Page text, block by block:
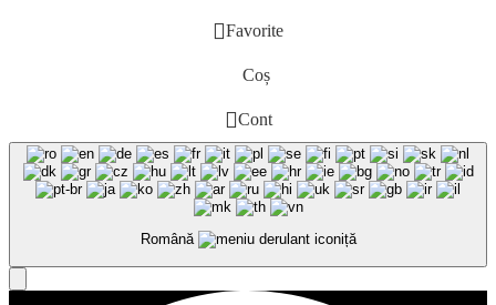
Favorite
Coș
Cont
Română